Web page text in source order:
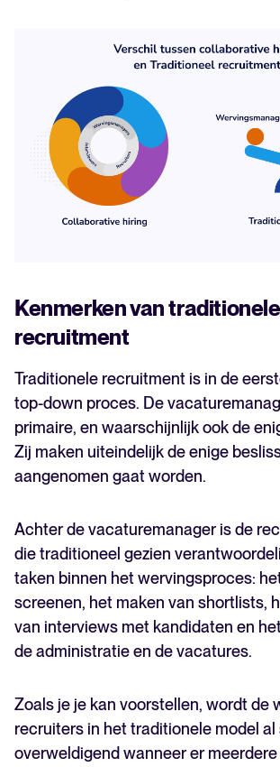
Kenmerken van traditionele
recruitment
Traditionele recruitment is in de
top-down proces. De
primaire, en waarschijnlijk ook de
Zij maken uiteindelijk de enige
aangenomen gaat worden.
Achter de vacaturemanager is de
die traditioneel gezien
taken binnen het wervingsproces:
screenen, het maken van shortlists,
van interviews met kandidaten en
de administratie en de vacatures.
Zoals je je kan voorstellen, wordt de
recruiters in het traditionele model al
overweldigend wanneer er